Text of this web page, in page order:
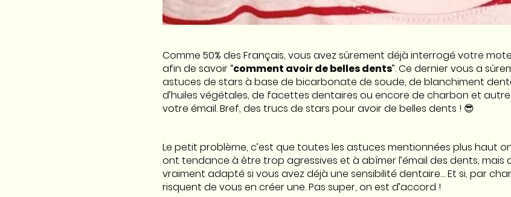
Comme 50% des Français, vous avez sûrement déjà interrogé votre
afin de savoir “comment avoir de belles dents”. Ce dernier vous a
astuces de stars à base de bicarbonate de soude, de blanchiment
d’huiles végétales, de facettes dentaires ou encore de charbon et
votre émail. Bref, des trucs de stars pour avoir de belles dents ! 😎
Le petit problème, c’est que toutes les astuces mentionnées plus haut
ont tendance à être trop agressives et à abîmer l’émail des dents, mais
vraiment adapté si vous avez déjà une sensibilité dentaire… Et si, par
risquent de vous en créer une. Pas super, on est d’accord !